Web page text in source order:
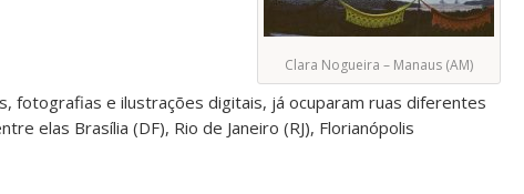
Clara Nogueira – Manaus (AM)
fotografias e ilustrações digitais, já ocuparam ruas diferentes
elas Brasília (DF), Rio de Janeiro (RJ), Florianópolis